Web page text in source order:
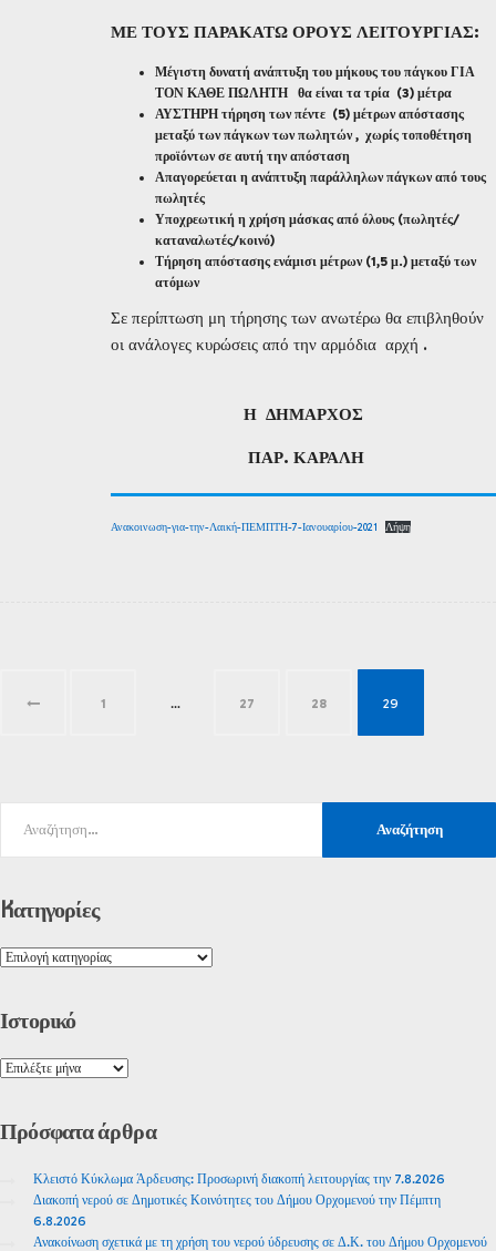
ΜΕ ΤΟΥΣ ΠΑΡΑΚΑΤΩ ΟΡΟΥΣ ΛΕΙΤΟΥΡΓΙΑΣ:
Μέγιστη δυνατή ανάπτυξη του μήκους του πάγκου ΓΙΑ
ΤΟΝ ΚΑΘΕ ΠΩΛΗΤΗ θα είναι τα τρία (3) μέτρα
ΑΥΣΤΗΡΗ τήρηση των πέντε (5) μέτρων απόστασης
μεταξύ των πάγκων των πωλητών , χωρίς τοποθέτηση
προϊόντων σε αυτή την απόσταση
Απαγορεύεται η ανάπτυξη παράλληλων πάγκων από τους
πωλητές
Υποχρεωτική η χρήση μάσκας από όλους (πωλητές/
καταναλωτές/κοινό)
Τήρηση απόστασης ενάμισι μέτρων (1,5 μ.) μεταξύ των
ατόμων
Σε περίπτωση μη τήρησης των ανωτέρω θα επιβληθούν
οι ανάλογες κυρώσεις από την αρμόδια αρχή .
Η ΔΗΜΑΡΧΟΣ
ΠΑΡ. ΚΑΡΑΛΗ
Ανακοινωση-για-την-Λαική-ΠΕΜΠΤΗ-7-Ιανουαρίου-2021 Λήψη
1 … 27 28 29
Kατηγορίες
Ιστορικό
Πρόσφαταάρθρα
Κλειστό Κύκλωμα Άρδευσης: Προσωρινή διακοπή λειτουργίας την 7.8.2026
Διακοπή νερού σε Δημοτικές Κοινότητες του Δήμου Ορχομενού την Πέμπτη
6.8.2026
Ανακοίνωση σχετικά με τη χρήση του νερού ύδρευσης σε Δ.Κ. του Δήμου Ορχομενού